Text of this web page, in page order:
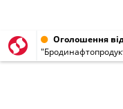
Оголошення